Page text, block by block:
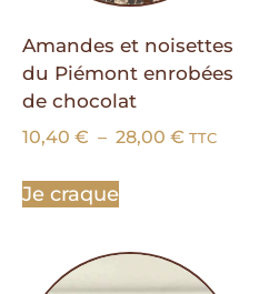
Amandes et noisettes
du Piémont enrobées
de chocolat
10,40 € – 28,00 € TTC
Je craque